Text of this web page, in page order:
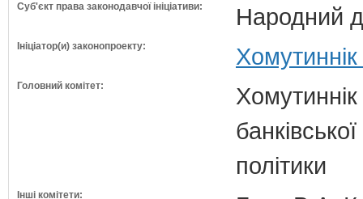
Суб'єкт права законодавчої ініціативи: Народний
Ініціатор(и) законопроекту:
Головний комітет:
політики
Інші комітети: